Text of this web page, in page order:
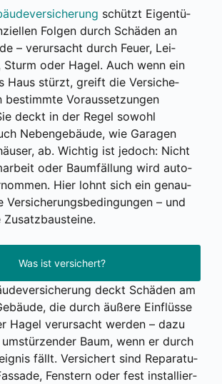
schützt Eigen­tü­
Fol­gen durch Schä­den an
– ver­ur­sacht durch Feu­er, Lei­
Sturm oder Hagel. Auch wenn ein
Haus stürzt, greift die Ver­si­che­
bestimm­te Vor­aus­set­zun­gen
deckt in der Regel sowohl
Neben­ge­bäu­de, wie Gara­gen
ab. Wich­tig ist jedoch: Nicht
oder Baum­fäl­lung wird auto­
Hier lohnt sich ein genau­
Ver­si­che­rungs­be­din­gun­gen – und
Was ist versichert?
deckt Schä­den am
die durch äuße­re Ein­flüs­se
Hagel ver­ur­sacht wer­den – dazu
Baum, wenn er durch
fällt. Ver­si­chert sind Repa­ra­tu­
Fens­tern oder fest instal­lier­